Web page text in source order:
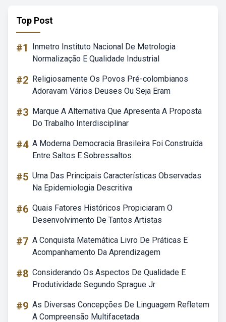
Top Post
#1
Inmetro Instituto Nacional De Metrologia
Normalização E Qualidade Industrial
#2 Religiosamente Os Povos Pré-colombianos
Adoravam Vários Deuses Ou Seja Eram
#3 Marque A Alternativa Que Apresenta A Proposta
Do Trabalho Interdisciplinar
#4 A Moderna Democracia Brasileira Foi Construída
Entre Saltos E Sobressaltos
#5 Uma Das Principais Características Observadas
Na Epidemiologia Descritiva
#6 Quais Fatores Históricos Propiciaram O
Desenvolvimento De Tantos Artistas
#7 A Conquista Matemática Livro De Práticas E
Acompanhamento Da Aprendizagem
#8 Considerando Os Aspectos De Qualidade E
Produtividade Segundo Sprague Jr
#9 As Diversas Concepções De Linguagem Refletem
A Compreensão Multifacetada